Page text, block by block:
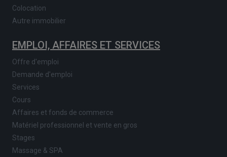
Colocation
Autre immobilier
EMPLOI, AFFAIRES ET SERVICES
Offre d'emploi
Demande d'emploi
Services
Cours
Affaires et fonds de commerce
Matériel professionnel et vente en gros
Stages
Massage & SPA